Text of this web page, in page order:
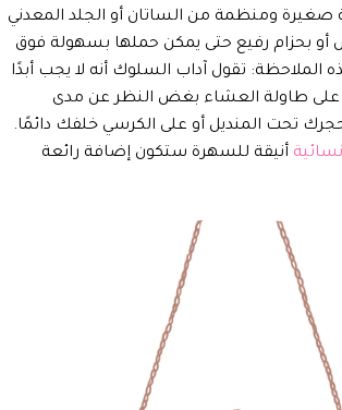
ومنظمة من الساتان أو الجلد المعدني
أو بحزام رفيع حتى يمكن حملها بسهولة فوق
الملاحظة: تقول آداب السلوك أنه لا يجب أبدًا
طاولة العشاء بغض النظر عن مدى
تحت المنديل أو على الكرسي خلفك دائمًا.
أنيقة للسهرة ستكون إضافة رائعة